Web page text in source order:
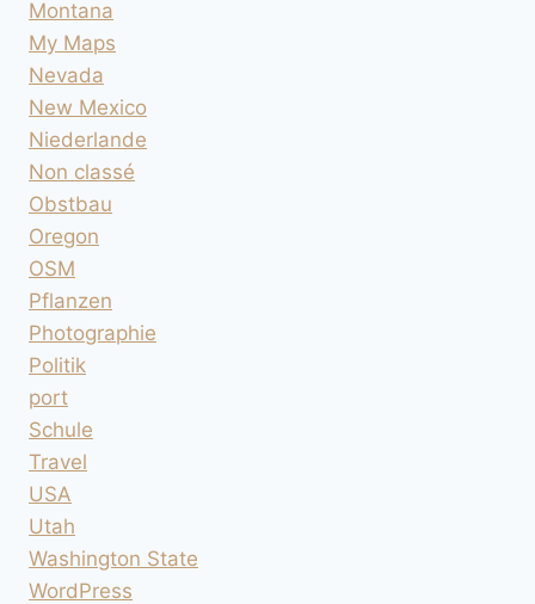
Montana
My Maps
Nevada
New Mexico
Niederlande
Non classé
Obstbau
Oregon
OSM
Pflanzen
Photographie
Politik
port
Schule
Travel
USA
Utah
Washington State
WordPress